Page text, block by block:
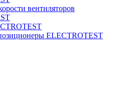
вентиляторов
ELECTROTEST